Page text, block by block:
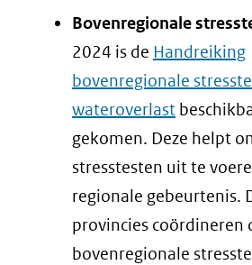
Bovenregionale
2024 is de Handreiking
bovenregionale
wateroverlast
gekomen. Deze helpt
stresstesten uit te
regionale gebeurtenis.
provincies coördineren
bovenregionale